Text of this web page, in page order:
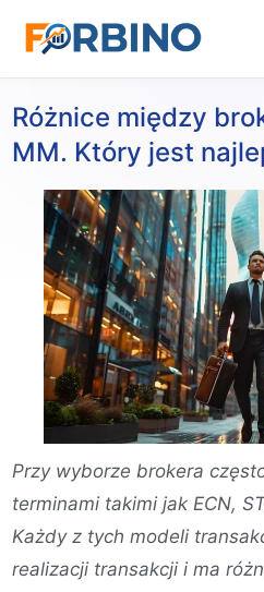
Różnice między
MM. Który jest
Przy wyborze brokera
terminami takimi jak ECN,
Każdy z tych modeli
realizacji transakcji i ma